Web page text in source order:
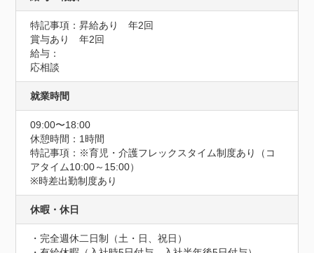
特記事項：昇給あり　年2回
賞与あり　年2回
給与：
応相談
就業時間
09:00〜18:00
休憩時間：1時間
特記事項：※育児・介護フレックスタイム制度あり（コ
アタイム10:00～15:00）
※時差出勤制度あり
休暇・休日
・完全週休二日制（土・日、祝日）